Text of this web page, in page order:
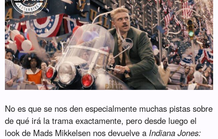
No es que se nos den especialmente muchas pistas sobre
de qué irá la trama exactamente, pero desde luego el
look de Mads Mikkelsen nos devuelve a Indiana Jones: